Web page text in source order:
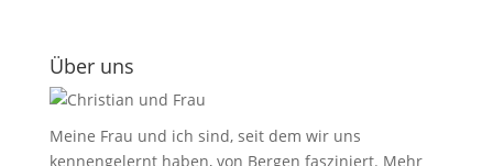
Über uns
Meine Frau und ich sind, seit dem wir uns
kennengelernt haben, von Bergen fasziniert. Mehr